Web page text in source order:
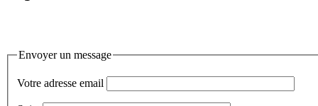
Envoyer un message
Votre adresse email